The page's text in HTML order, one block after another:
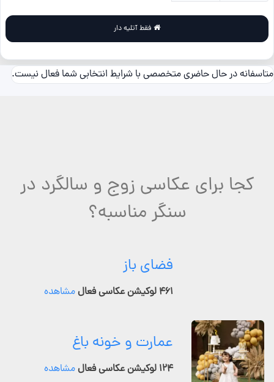
متاسفانه در حال حاضری متخصصی با شرایط انتخابی شما فعال نیست.
کجا برای عکاسی زوج و سالگرد در
سنگر مناسبه؟
فضای باز
۴۶۱ لوکیشن عکاسی فعال مشاهده
عمارت و خونه باغ
۱۲۴ لوکیشن عکاسی فعال مشاهده